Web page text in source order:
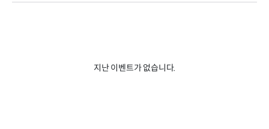
지난 이벤트가 없습니다.